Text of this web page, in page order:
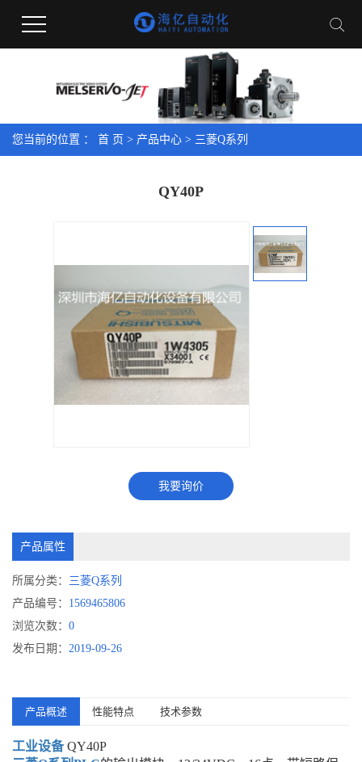
您当前的位置 ： 首 页 > 产品中心 > 三菱Q系列
QY40P
我要询价
产品属性
所属分类： 三菱Q系列
产品编号： 1569465806
浏览次数： 0
发布日期： 2019-09-26
产品概述 性能特点 技术参数
工业设备QY40P